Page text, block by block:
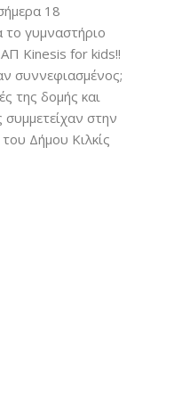
18
γυμναστήριο
Kinesis for kids!!
συννεφιασμένος;
της δομής και
στην
Δήμου Κιλκίς